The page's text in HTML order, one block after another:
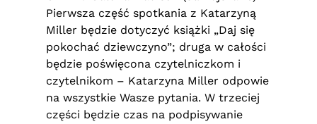
Pierwsza część spotkania z Katarzyną
Miller będzie dotyczyć książki „Daj się
pokochać dziewczyno”; druga w całości
będzie poświęcona czytelniczkom i
czytelnikom – Katarzyna Miller odpowie
na wszystkie Wasze pytania. W trzeciej
części będzie czas na podpisywanie